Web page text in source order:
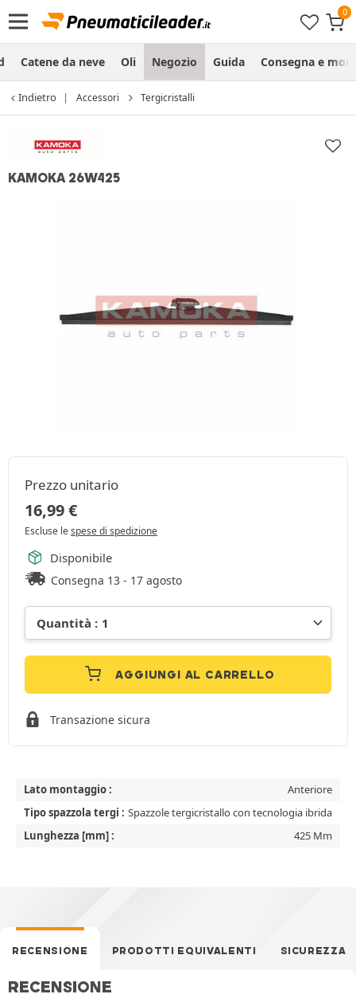
Catene da neve Oli Negozio Guida Consegna e
Indietro Accessori Tergicristalli
KAMOKA 26W425
Prezzo unitario
16,99€
Escluse lespese di spedizione
Disponibile
Consegna 13 - 17 agosto
AGGIUNGI AL CARRELLO
Transazione sicura
Lato montaggio :
Anteriore
Tipo spazzola tergi : Spazzole tergicristallo con tecnologia ibrida
Lunghezza [mm] :
425 Mm
RECENSIONE PRODOTTI EQUIVALENTI SICUREZZA
RECENSIONE